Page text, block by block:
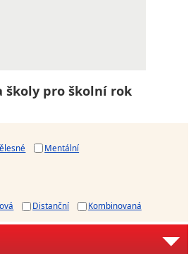
školy pro školní rok
Mentální
Distanční Kombinovaná